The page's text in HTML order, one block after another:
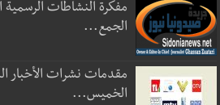
مفكرة النشاطات الرسمية
الجمع...
مقدمات نشرات الأخبار
الخميس...